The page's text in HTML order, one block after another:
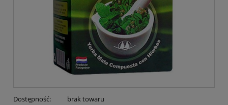
Dostępność: brak towaru